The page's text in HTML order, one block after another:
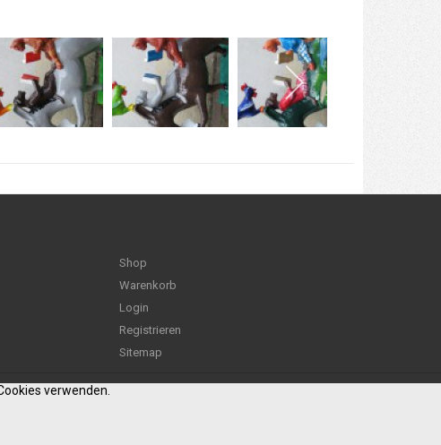
Shop
Warenkorb
Login
Registrieren
Sitemap
verwenden.